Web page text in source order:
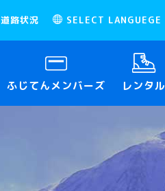
道路状況 SELECT LANGUEGE
ふじてんメンバーズ レンタル